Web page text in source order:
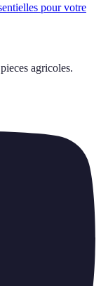
pour votre
pieces agricoles.